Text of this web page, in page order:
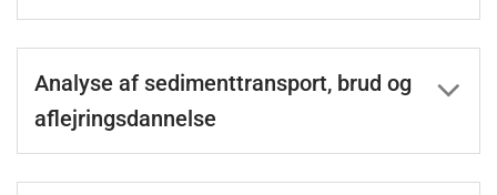
Analyse af sedimenttransport, brud og
aflejringsdannelse